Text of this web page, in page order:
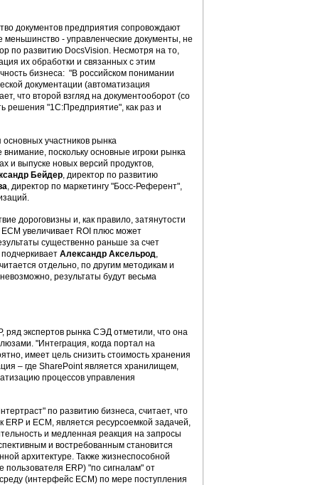
документов предприятия сопровождают
- управленческие документы, не
по развитию DocsVision. Несмотря на то,
их обработки и связанных с этим
бизнеса: "В российском понимании
документации (автоматизация
что второй взгляд на документооборот (со
решения "1С:Предприятие", как раз и
участников рынка
поскольку основные игроки рынка
и выпуске новых версий продуктов,
Бейдер, директор по развитию
, директор по маркетингу "Босс-Референт",
дороговизны и, как правило, затянутости
увеличивает ROI плюс может
существенно раньше за счет
Александр Аксельрод,
отдельно, по другим методикам и
результаты будут весьма
ряд экспертов рынка СЭД отметили, что она
"Интеграция, когда портал на
имеет цель снизить стоимость хранения
– где SharePoint является хранилищем,
процессов управления
по развитию бизнеса, считает, что
ERP и ЕСМ, является ресурсоемкой задачей,
и медленная реакция на запросы
и востребованным становится
архитектуре. Также жизнеспособной
пользователя ERP) "по сигналам" от
(интерфейс ECM) по мере поступления